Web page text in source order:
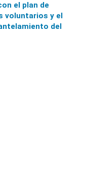
el plan de
voluntarios y el
del